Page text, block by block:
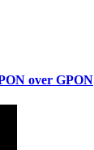
over GPON